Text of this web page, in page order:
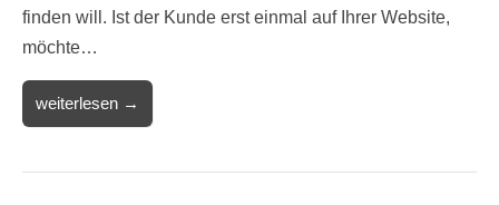
finden will. Ist der Kunde erst einmal auf Ihrer Website,
möchte…
weiterlesen →